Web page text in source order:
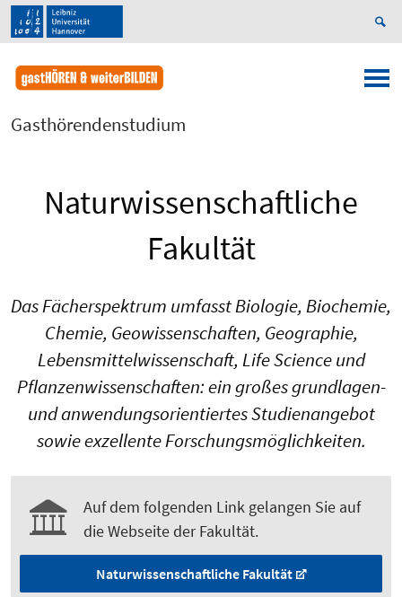
Gasthörendenstudium
Naturwissenschaftliche
Fakultät
Das Fächerspektrum umfasst Biologie, Biochemie,
Chemie, Geowissen­schaften, Geographie,
Lebensmittelwissenschaft, Life Science und
Pflanzen­wissenschaften: ein großes grundlagen-
und anwendungs­orientiertes Studienangebot
sowie exzellente Forschungsmöglichkeiten.
Auf dem folgenden Link gelangen Sie auf
die Webseite der Fakultät.
Naturwissenschaftliche Fakultät